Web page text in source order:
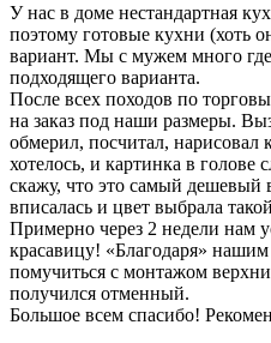
У нас в доме нестандартная
поэтому готовые кухни (хоть
вариант. Мы с мужем много
подходящего варианта.
После всех походов по
на заказ под наши размеры.
обмерил, посчитал,
хотелось, и картинка в голове
скажу, что это самый дешевый
вписалась и цвет выбрала
Примерно через 2 недели нам
красавицу! «Благодаря»
помучиться с монтажом
получился отменный.
Большое всем спасибо!